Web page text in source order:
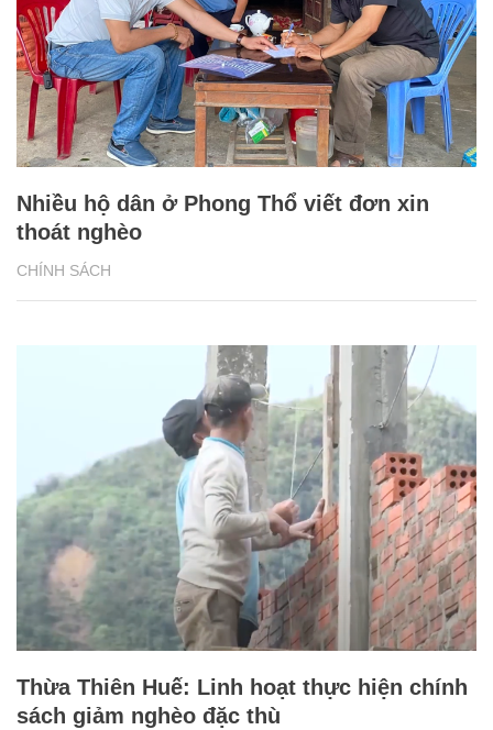
CHÍNH SÁCH
Nhiều hộ dân ở Phong Thổ viết đơn xin
thoát nghèo
Thừa Thiên Huế: Linh hoạt thực hiện chính
sách giảm nghèo đặc thù